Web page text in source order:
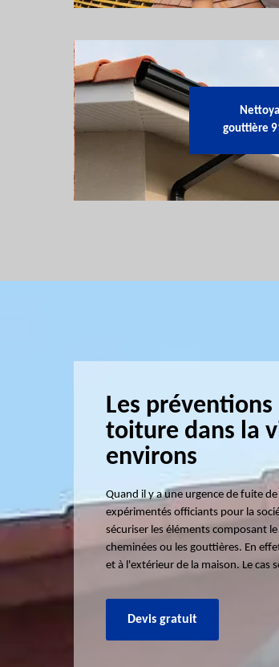
gouttière
Les
toiture dans la
environs
Quand il y a une urgence de fuite
expérimentés officiants pour la
sécuriser les éléments composant
cheminées ou les gouttières. En
et à l'extérieur de la maison. Le cas
Devis gratuit